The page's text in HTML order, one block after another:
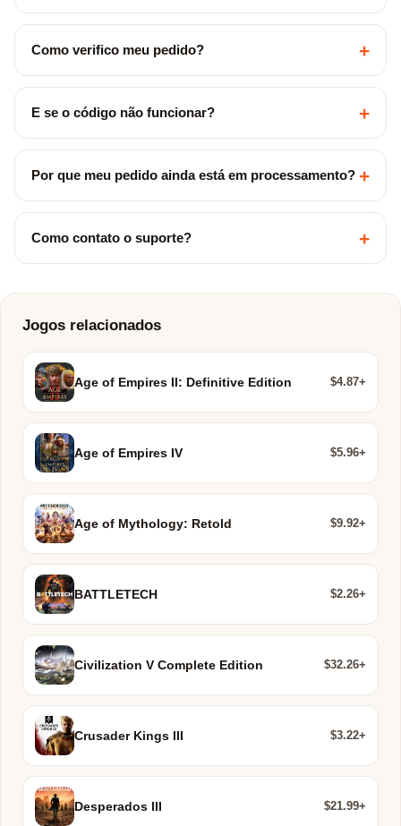
Como verifico meu pedido? +
E se o código não funcionar? +
Por que meu pedido ainda está em processamento? +
Como contato o suporte? +
Jogos relacionados
Age of Empires II: Definitive Edition $4.87+
Age of Empires IV $5.96+
Age of Mythology: Retold $9.92+
BATTLETECH $2.26+
Civilization V Complete Edition $32.26+
Crusader Kings III $3.22+
Desperados III $21.99+